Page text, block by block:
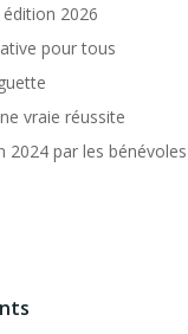
2026
pour tous
vraie réussite
2024 par les bénévoles